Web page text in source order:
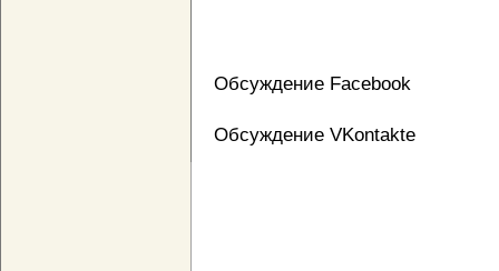
Обсуждение Facebook
Обсуждение VKontakte